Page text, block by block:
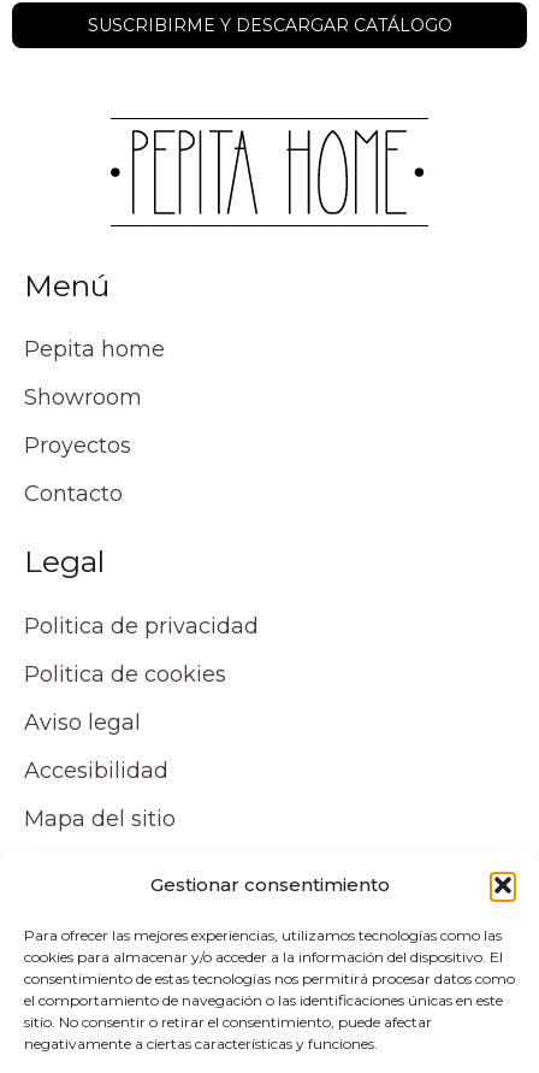
Gestionar consentimiento
Para ofrecer las mejores experiencias, utilizamos tecnologías como las
cookies para almacenar y/o acceder a la información del dispositivo. El
consentimiento de estas tecnologías nos permitirá procesar datos como
el comportamiento de navegación o las identificaciones únicas en este
sitio. No consentir o retirar el consentimiento, puede afectar
negativamente a ciertas características y funciones.
Menú
Pepita home
Showroom
Proyectos
Contacto
Legal
Politica de privacidad
Politica de cookies
Aviso legal
Accesibilidad
Mapa del sitio
Tu cuenta
Mi cuenta
Carrito